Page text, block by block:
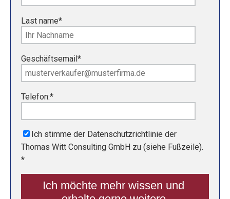
Last name*
Geschäftsemail*
Telefon:*
Ich stimme der Datenschutzrichtlinie der
Thomas Witt Consulting GmbH zu (siehe Fußzeile).
*